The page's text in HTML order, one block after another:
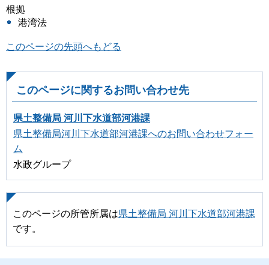
根拠
港湾法
このページの先頭へもどる
このページに関するお問い合わせ先
県土整備局 河川下水道部河港課
県土整備局河川下水道部河港課へのお問い合わせフォー
ム
水政グループ
このページの所管所属は県土整備局 河川下水道部河港課
です。